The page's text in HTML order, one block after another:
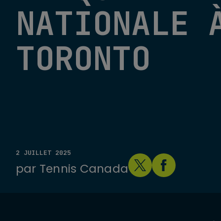
NATIONALE
TORONTO
2 JUILLET 2025
par Tennis Canada